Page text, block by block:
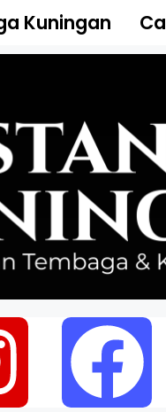
Kuningan